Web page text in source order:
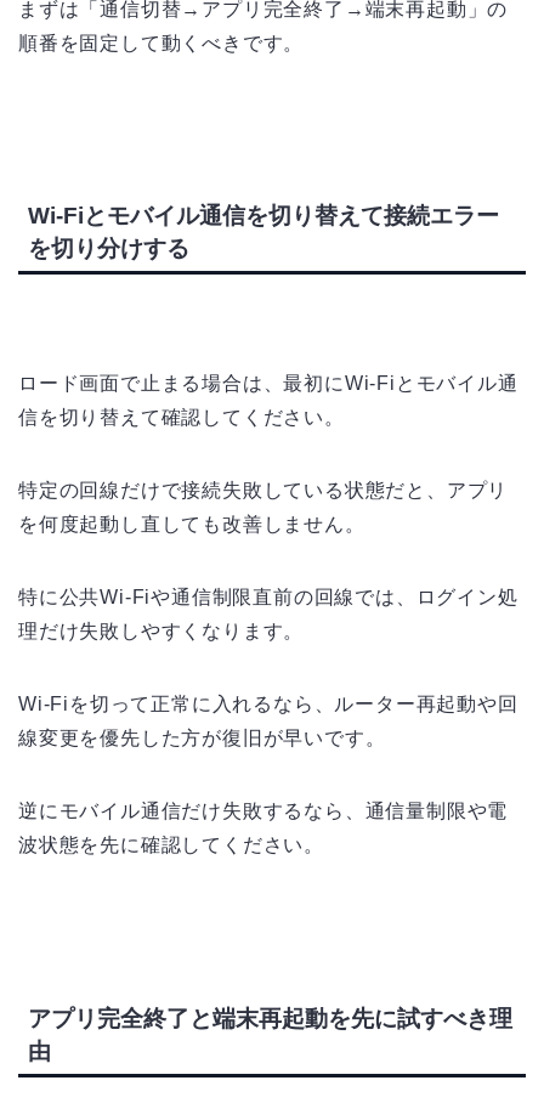
まずは「通信切替→アプリ完全終了→端末再起動」の
順番を固定して動くべきです。
Wi-Fiとモバイル通信を切り替えて接続エラー
を切り分けする
ロード画面で止まる場合は、最初にWi-Fiとモバイル通
信を切り替えて確認してください。
特定の回線だけで接続失敗している状態だと、アプリ
を何度起動し直しても改善しません。
特に公共Wi-Fiや通信制限直前の回線では、ログイン処
理だけ失敗しやすくなります。
Wi-Fiを切って正常に入れるなら、ルーター再起動や回
線変更を優先した方が復旧が早いです。
逆にモバイル通信だけ失敗するなら、通信量制限や電
波状態を先に確認してください。
アプリ完全終了と端末再起動を先に試すべき理
由